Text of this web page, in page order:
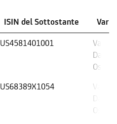
ISIN del Sottostante
US4581401001
Valore
Data di
US68389X1054
Data di